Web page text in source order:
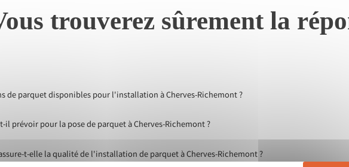
trouverez sûrement la
de parquet disponibles pour l'installation à Cherves-Richemont ?
il prévoir pour la pose de parquet à Cherves-Richemont ?
t-elle la qualité de l'installation de parquet à Cherves-Richemont ?